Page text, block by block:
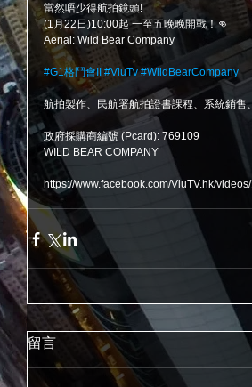
當然唔少得航拍鏡頭!
(1月22日)10:00起 一至五晚晚開戰！👊
Aerial: Wild Bear Company
#G1格鬥會II #ViuTv #WildBearCompany
航拍製作、民航署航拍證書課程、系統銷
政府採購商編號 (Pcard): 769109
WILD BEAR COMPANY
https://www.facebook.com/ViuTV.hk/
留言